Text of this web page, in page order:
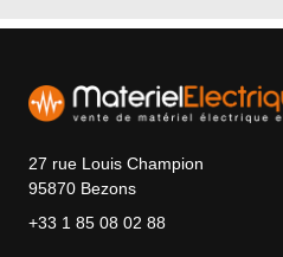
27 rue Louis Champion
95870 Bezons
+33 1 85 08 02 88